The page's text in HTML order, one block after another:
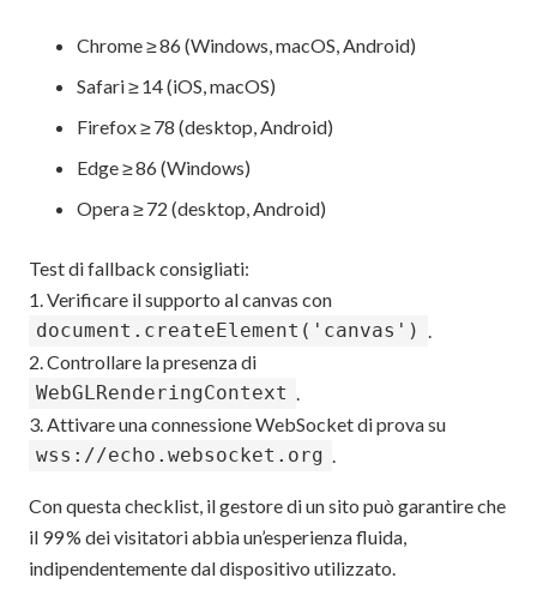
Chrome ≥ 86 (Windows, macOS, Android)
Safari ≥ 14 (iOS, macOS)
Firefox ≥ 78 (desktop, Android)
Edge ≥ 86 (Windows)
Opera ≥ 72 (desktop, Android)
Test di fallback consigliati:
1. Verificare il supporto al canvas con
document.createElement('canvas') .
2. Controllare la presenza di
WebGLRenderingContext .
3. Attivare una connessione WebSocket di prova su
wss://echo.websocket.org .
Con questa checklist, il gestore di un sito può garantire che
il 99 % dei visitatori abbia un’esperienza fluida,
indipendentemente dal dispositivo utilizzato.